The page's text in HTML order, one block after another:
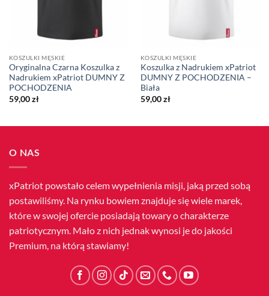
KOSZULKI MĘSKIE
Oryginalna Czarna Koszulka z
Nadrukiem xPatriot DUMNY Z
POCHODZENIA
59,00zł
KOSZULKI MĘSKIE
Koszulka z Nadrukiem xPatriot
DUMNY Z POCHODZENIA –
Biała
59,00zł
O NAS
xPatriot powstało celem wypełnienia misji, jaką przed sobą
postawiliśmy. Na rynku bowiem znajduje się wiele marek,
które w swojej ofercie posiadają towary o charakterze
patriotycznym. Mało z nich jednak wynosi je do jakości
Premium, na którą stawiamy!